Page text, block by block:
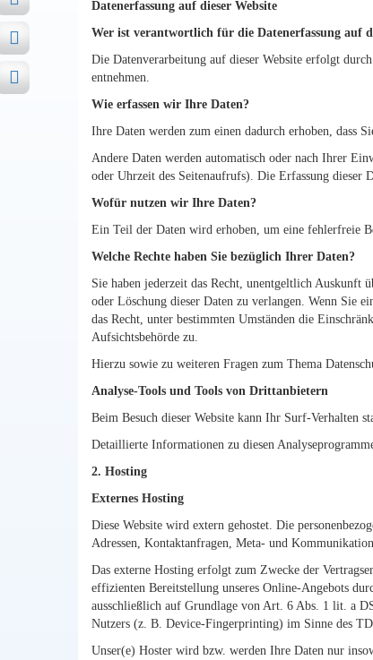
Datenerfassung auf dieser Website
Wer ist verantwortlich für die Datenerfassung auf
Die Datenverarbeitung auf dieser Website erfolgt
entnehmen.
Wie erfassen wir Ihre Daten?
Ihre Daten werden zum einen dadurch erhoben, dass
Andere Daten werden automatisch oder nach Ihrer
oder Uhrzeit des Seitenaufrufs). Die Erfassung dieser
Wofür nutzen wir Ihre Daten?
Ein Teil der Daten wird erhoben, um eine fehlerfreie
Welche Rechte haben Sie bezüglich Ihrer Daten?
Sie haben jederzeit das Recht, unentgeltlich Auskunft
oder Löschung dieser Daten zu verlangen. Wenn Sie
das Recht, unter bestimmten Umständen die
Aufsichtsbehörde zu.
Hierzu sowie zu weiteren Fragen zum Thema
Analyse-Tools und Tools von Dritt­anbietern
Beim Besuch dieser Website kann Ihr Surf-Verhalten
Detaillierte Informationen zu diesen
2. Hosting
Externes Hosting
Diese Website wird extern gehostet. Die
Adressen, Kontaktanfragen, Meta- und
Das externe Hosting erfolgt zum Zwecke der
effizienten Bereitstellung unseres Online-Angebots
ausschließlich auf Grundlage von Art. 6 Abs. 1 lit. a
Nutzers (z. B. Device-Fingerprinting) im Sinne des
Unser(e) Hoster wird bzw. werden Ihre Daten nur